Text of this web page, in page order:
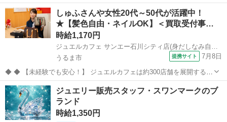
対応 など ⭐️花束、盛花、スタンド花など、制作経験者は時給UP（時
給1,100円〜） ⭐️試用期間1ヶ月（時給1,050円
沖縄 那覇市 花屋 スタッフ
しゅふさんや女性20代～50代が活躍中！
★【髪色自由・ネイルOK】＜買取受付事…
時給1,170円
ジュエルカフェ サンエー石川シティ店(身だしなみ自由2)
うるま市
提携サイト 7月8日
◆ ◆ 【未経験でも安心！】 ジュエルカフェは約300店舗を展開する業
界大手企業です。アルバイトやパートの方でも社会保険、有給、育休
等の制度もしっかり整えています。女性スタッフも全国600名以上在籍
し、常に働きやすい環境...
沖縄 うるま市 アパレル
ジュエリー販売スタッフ・スワンマークのブ
ランド
時給1,350円